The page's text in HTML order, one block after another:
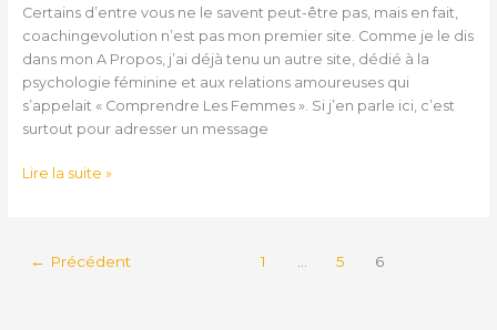
Certains d’entre vous ne le savent peut-être pas, mais en fait,
coachingevolution n’est pas mon premier site. Comme je le dis
dans mon A Propos, j’ai déjà tenu un autre site, dédié à la
psychologie féminine et aux relations amoureuses qui
s’appelait « Comprendre Les Femmes ». Si j’en parle ici, c’est
surtout pour adresser un message
mes
anciens
lecteurs)
Lire la suite »
← Précédent 1 5 6